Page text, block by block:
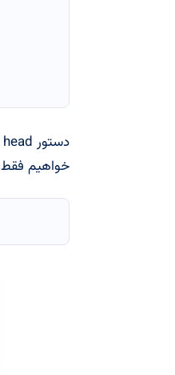
خواهیم فقط ۴ خط خروجی بدهد: